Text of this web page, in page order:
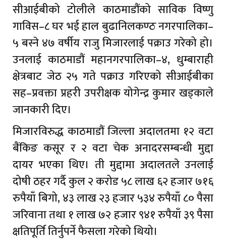
सीआईबीको टोलीले काठमाडौंको साविक विष्णु
गाविस–८ घर भई हाल बुढानिलकण्ठ नगरपालिका–
५ बस्ने ४७ वर्षीय राजु मिजारलाई पक्राउ गरेको हो।
उनलाई काठमाडौं महानगरपालिका–४, धुम्बाराही
क्षेत्रबाट जेठ २५ गते पक्राउ गरिएको सीआईबीका
सह–प्रवक्ता प्रहरी उपरीक्षक योगेन्द्र कुमार खड्काले
जानकारी दिए।
मिजारविरुद्ध काठमाडौं जिल्ला अदालतमा १२ वटा
बैंकिङ कसूर र २ वटा चेक अनादरसम्बन्धी मुद्दा
दायर भएका थिए। ती मुद्दामा अदालतले उनलाई
दोषी ठहर गर्दै कुल २ करोड ५८ लाख ६२ हजार ७१६
रुपैयाँ बिगो, ४३ लाख २३ हजार ५३४ रुपैयाँ ८० पैसा
जरिवाना तथा १ लाख ७२ हजार ९४१ रुपैयाँ ३९ पैसा
क्षतिपूर्ति तिर्नुपर्ने फैसला गरेको थियो।